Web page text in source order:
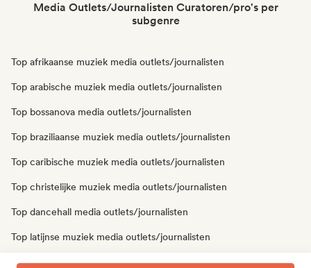
Media Outlets/Journalisten Curatoren/pro's per
subgenre
Top afrikaanse muziek media outlets/journalisten
Top arabische muziek media outlets/journalisten
Top bossanova media outlets/journalisten
Top braziliaanse muziek media outlets/journalisten
Top caribische muziek media outlets/journalisten
Top christelijke muziek media outlets/journalisten
Top dancehall media outlets/journalisten
Top latijnse muziek media outlets/journalisten
Top oosterse muziek media outlets/journalisten